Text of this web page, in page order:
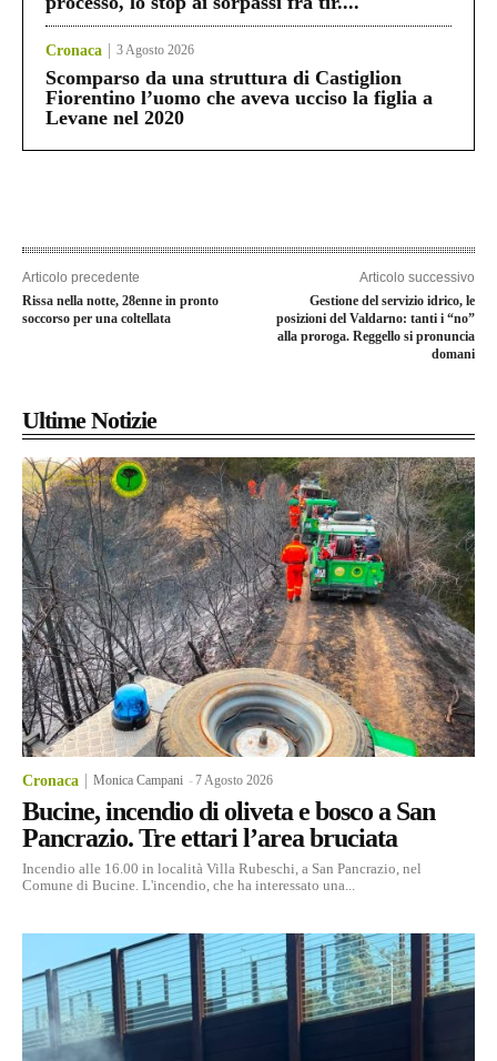
Cronaca 3 Agosto 2026
Scomparso da una struttura di Castiglion
Fiorentino l’uomo che aveva ucciso la figlia a
Levane nel 2020
Articolo precedente
Rissa nella notte, 28enne in pronto
soccorso per una coltellata
Articolo successivo
Gestione del servizio idrico, le
posizioni del Valdarno: tanti i “no”
alla proroga. Reggello si pronuncia
domani
Ultime Notizie
Cronaca Monica Campani -7 Agosto 2026
Bucine, incendio di oliveta e bosco a San
Pancrazio. Tre ettari l’area bruciata
Incendio alle 16.00 in località Villa Rubeschi, a San Pancrazio, nel
Comune di Bucine. L'incendio, che ha interessato una...